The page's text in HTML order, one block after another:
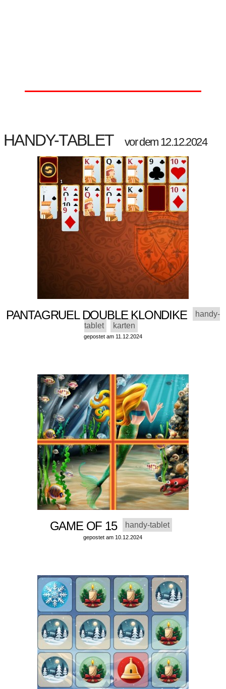
HANDY-TABLET vor dem 12.12.2024
PANTAGRUEL DOUBLE KLONDIKE
handy-
tablet
karten
gepostet am 11.12.2024
GAME OF 15 handy-tablet
gepostet am 10.12.2024